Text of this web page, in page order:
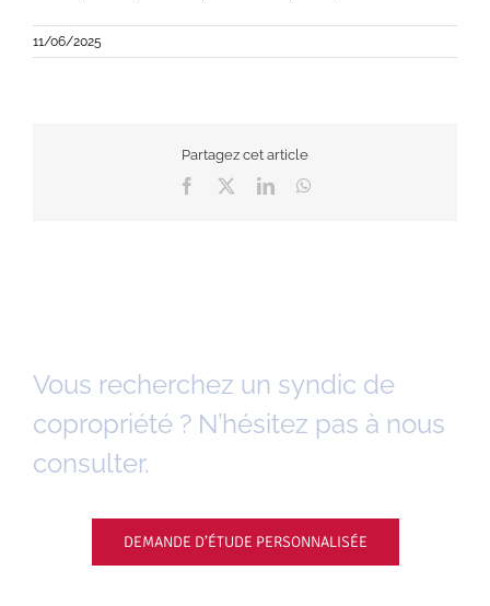
11/06/2025
Partagez cet article
Facebook LinkedIn
Vous recherchez un syndic de
copropriété ? N’hésitez pas à nous
consulter.
DEMANDE D’ÉTUDE PERSONNALISÉE